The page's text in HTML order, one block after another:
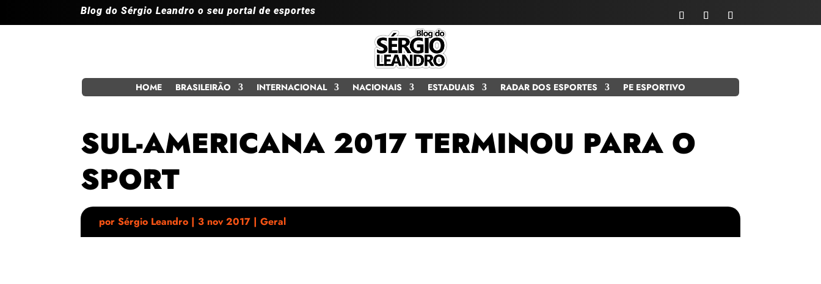
Blog do Sérgio Leandro o seu portal de esportes
HOME BRASILEIRÃO INTERNACIONAL NACIONAIS ESTADUAIS RADAR DOS ESPORTES PE ESPORTIVO
SUL-AMERICANA 2017 TERMINOU PARA O
SPORT
por Sérgio Leandro | 3 nov 2017 | Geral